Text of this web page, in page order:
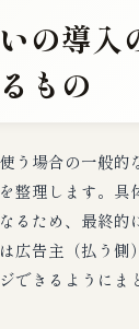
の導入
もの
う場合の一般的
整理します。具
るため、最終的
広告主（払う側
できるようにま